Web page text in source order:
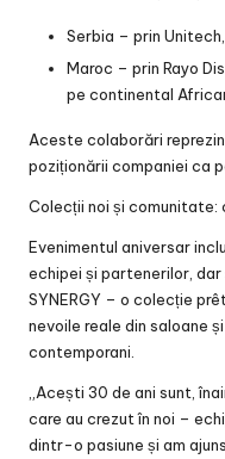
Serbia – prin
Maroc – prin Rayo
pe continental
Aceste colaborări
poziționării companiei ca
Colecții noi și
Evenimentul aniversar
echipei și partenerilor,
SYNERGY – o colecție
nevoile reale din saloane
contemporani.
„Acești 30 de ani sunt,
care au crezut în noi –
dintr-o pasiune și am